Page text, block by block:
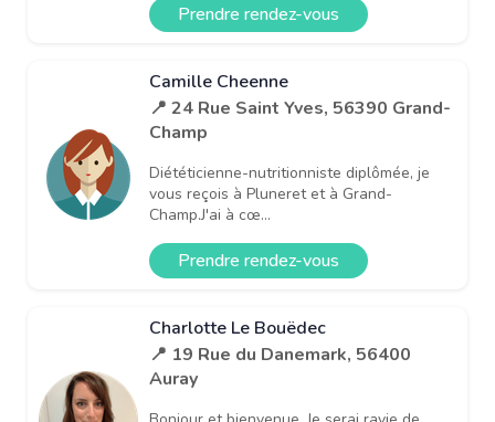
Prendre rendez-vous
Camille Cheenne
📍 24 Rue Saint Yves, 56390 Grand-
Champ
Diététicienne-nutritionniste diplômée, je
vous reçois à Pluneret et à Grand-
Champ.J'ai à cœ...
Prendre rendez-vous
Charlotte Le Bouëdec
📍 19 Rue du Danemark, 56400
Auray